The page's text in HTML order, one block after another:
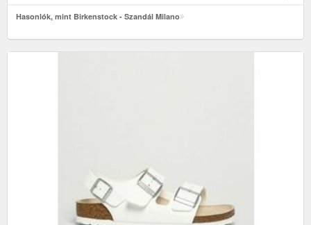
Hasonlók, mint Birkenstock - Szandál Milano